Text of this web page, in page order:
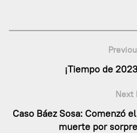
¡Tiempo de
Next
Caso Báez Sosa: Comenzó
muerte por